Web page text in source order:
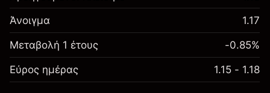
Άνοιγμα 1.17
Μεταβολή 1 έτους -0.85%
Εύρος ημέρας 1.15 - 1.18